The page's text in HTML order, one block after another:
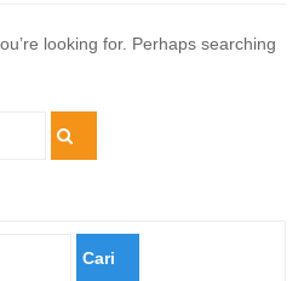
looking for. Perhaps searching
Cari